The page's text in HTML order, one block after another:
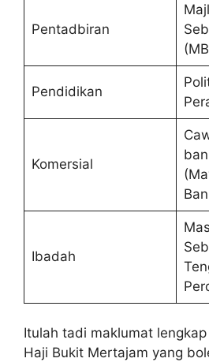
Pentadbiran
Pendidikan
Komersial
Ibadah
Itulah tadi maklumat
Haji Bukit Mertajam yang